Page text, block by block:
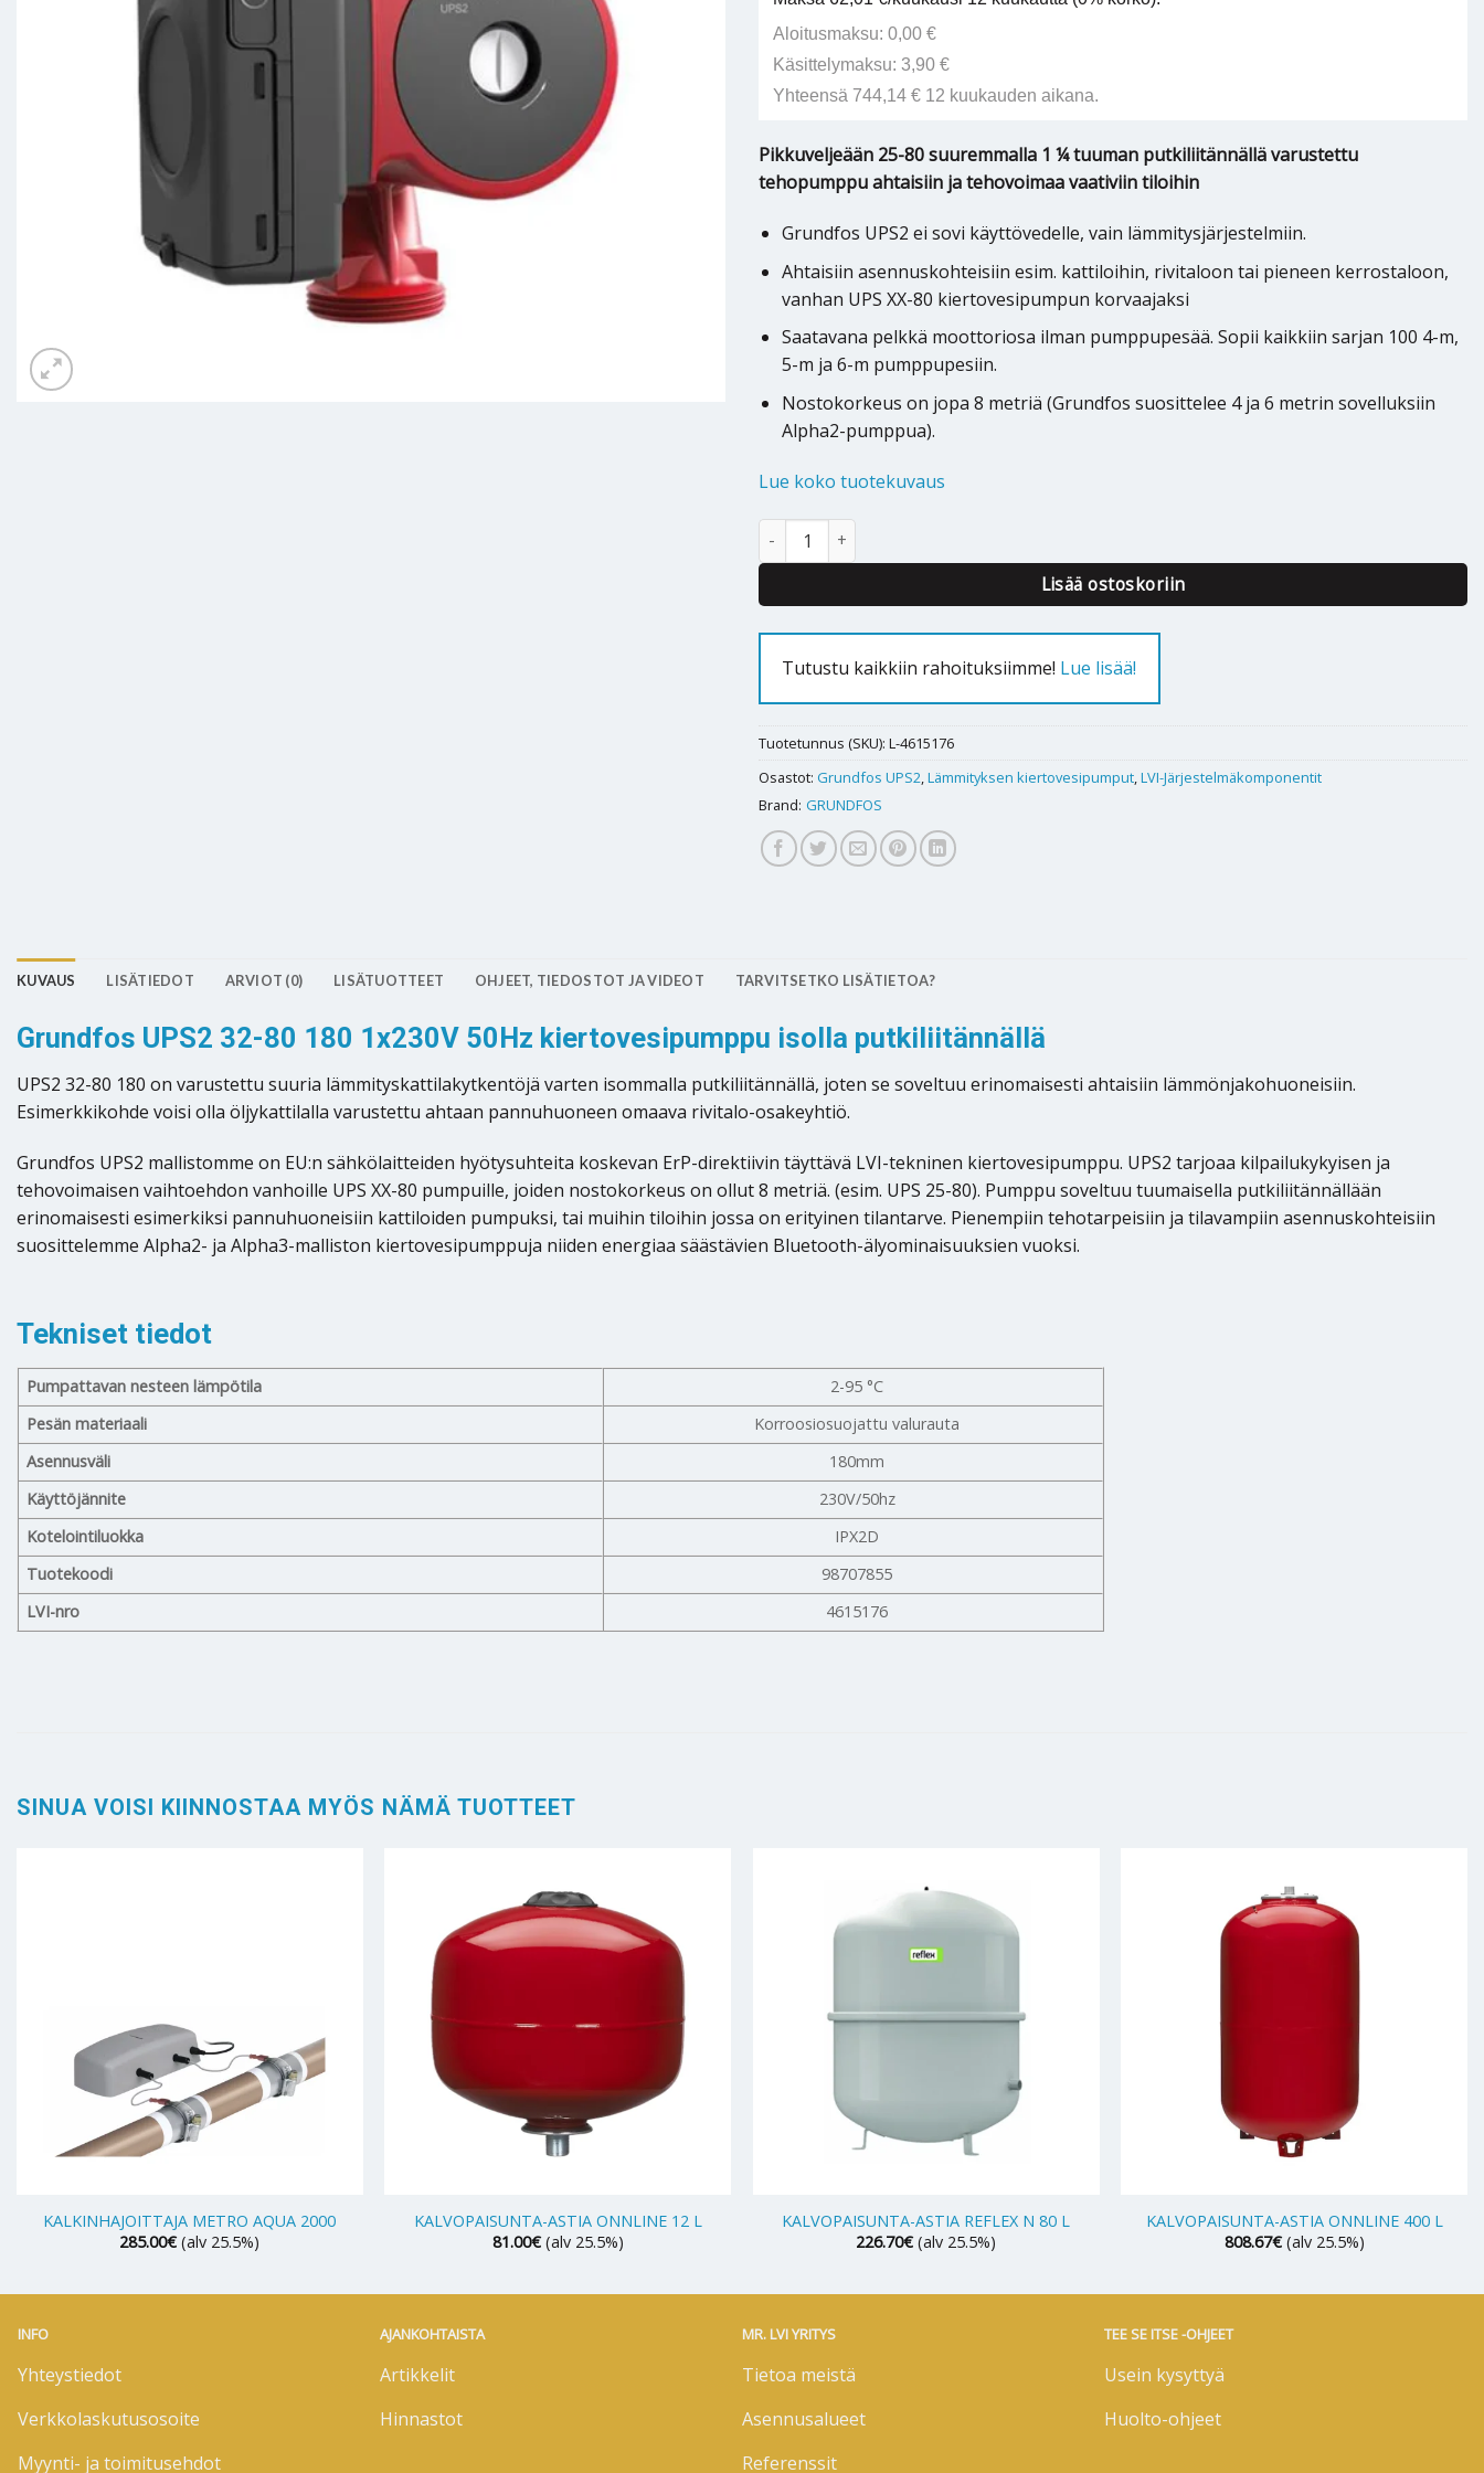
Aloitusmaksu: 0,00 €
Käsittelymaksu: 3,90 €
Yhteensä 744,14 € 12 kuukauden aikana.
Pikkuveljeään 25-80 suuremmalla 1 ¼ tuuman putkiliitännällä varustettu
tehopumppu ahtaisiin ja tehovoimaa vaativiin tiloihin
Grundfos UPS2 ei sovi käyttövedelle, vain lämmitysjärjestelmiin.
Ahtaisiin asennuskohteisiin esim. kattiloihin, rivitaloon tai pieneen kerrostaloon,
vanhan UPS XX-80 kiertovesipumpun korvaajaksi
Saatavana pelkkä moottoriosa ilman pumppupesää. Sopii kaikkiin sarjan 100 4-m,
5-m ja 6-m pumppupesiin.
Nostokorkeus on jopa 8 metriä (Grundfos suosittelee 4 ja 6 metrin sovelluksiin
Alpha2-pumppua).
Lue koko tuotekuvaus
Kiertovesipumppu Grundfos UPS2 32-80 180 1x230V 50Hz määrä
Lisää ostoskoriin
Tutustu kaikkiin rahoituksiimme! Lue lisää!
Tuotetunnus (SKU): L-4615176
Osastot: Grundfos UPS2,Lämmityksen kiertovesipumput,LVI-Järjestelmäkomponentit
Brand: GRUNDFOS
KUVAUS LISÄTIEDOT ARVIOT (0) LISÄTUOTTEET OHJEET, TIEDOSTOT JA VIDEOT TARVITSETKO LISÄTIETOA?
Grundfos UPS2 32-80 180 1x230V 50Hz kiertovesipumppu isolla putkiliitännällä
UPS2 32-80 180 on varustettu suuria lämmityskattilakytkentöjä varten isommalla putkiliitännällä, joten se soveltuu erinomaisesti ahtaisiin lämmönjakohuoneisiin.
Esimerkkikohde voisi olla öljykattilalla varustettu ahtaan pannuhuoneen omaava rivitalo-osakeyhtiö.
Grundfos UPS2 mallistomme on EU:n sähkölaitteiden hyötysuhteita koskevan ErP-direktiivin täyttävä LVI-tekninen kiertovesipumppu. UPS2 tarjoaa kilpailukykyisen ja
tehovoimaisen vaihtoehdon vanhoille UPS XX-80 pumpuille, joiden nostokorkeus on ollut 8 metriä. (esim. UPS 25-80). Pumppu soveltuu tuumaisella putkiliitännällään
erinomaisesti esimerkiksi pannuhuoneisiin kattiloiden pumpuksi, tai muihin tiloihin jossa on erityinen tilantarve. Pienempiin tehotarpeisiin ja tilavampiin asennuskohteisiin
suosittelemme Alpha2- ja Alpha3-malliston kiertovesipumppuja niiden energiaa säästävien Bluetooth-älyominaisuuksien vuoksi.
Tekniset tiedot
Pumpattavan nesteen lämpötila
2-95 °C
Pesän materiaali
Korroosiosuojattu valurauta
Asennusväli
180mm
Käyttöjännite
230V/50hz
Kotelointiluokka
IPX2D
Tuotekoodi
98707855
LVI-nro
4615176
SINUA VOISI KIINNOSTAA MYÖS NÄMÄ TUOTTEET
KALKINHAJOITTAJA METRO AQUA 2000
285.00€ (alv 25.5%)
KALVOPAISUNTA-ASTIA ONNLINE 12 L
81.00€ (alv 25.5%)
KALVOPAISUNTA-ASTIA REFLEX N 80 L
226.70€ (alv 25.5%)
KALVOPAISUNTA-ASTIA ONNLINE 400 L
808.67€ (alv 25.5%)
INFO
Yhteystiedot
Verkkolaskutusosoite
Myynti- ja toimitusehdot
AJANKOHTAISTA
Artikkelit
Hinnastot
MR. LVI YRITYS
Tietoa meistä
Asennusalueet
Referenssit
TEE SE ITSE -OHJEET
Usein kysyttyä
Huolto-ohjeet